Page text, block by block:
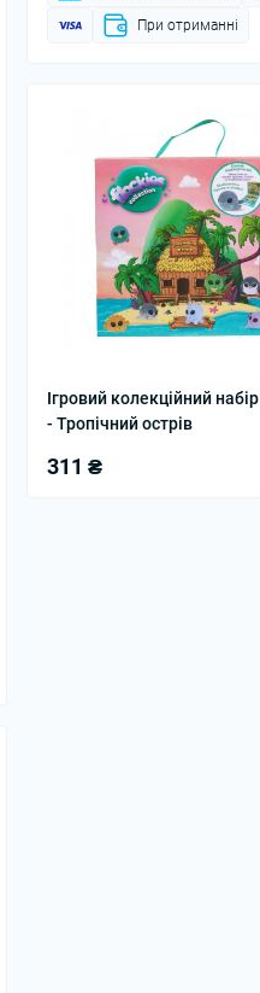
При отриманні
Ігровий колекційний
- Тропічний острів
311 ₴